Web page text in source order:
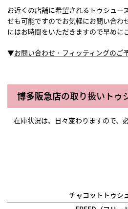
お近くの店舗に希望されるトゥシュー
せも可能ですのでお気軽にお問い合わ
にはお時間をいただきますので早めに
▼お問い合わせ・フィッティングのご
博多阪急店の取り扱いトゥ
在庫状況は、日々変わりますので、
チャコットトゥシ